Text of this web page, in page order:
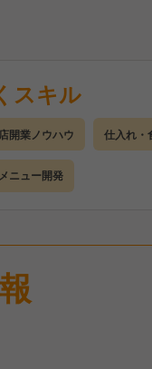
心してスタートでき
っています！
スキル
開業ノウハウ 仕入れ・
メニュー開発